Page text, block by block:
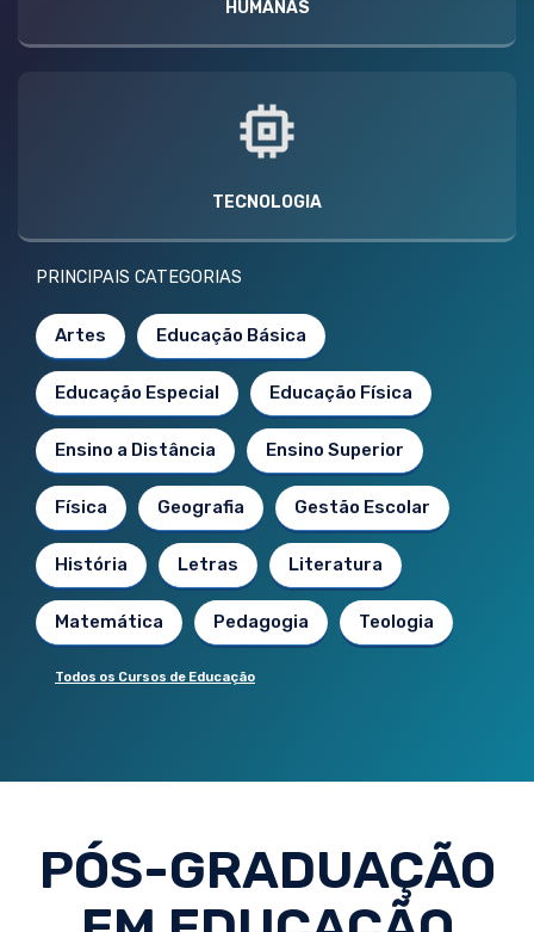
HUMANAS
TECNOLOGIA
PRINCIPAIS CATEGORIAS
Artes Educação Básica
Educação Especial Educação Física
Ensino a Distância Ensino Superior
Física Geografia Gestão Escolar
História Letras Literatura
Matemática Pedagogia Teologia
Todos os Cursos de Educação
PÓS-GRADUAÇÃO